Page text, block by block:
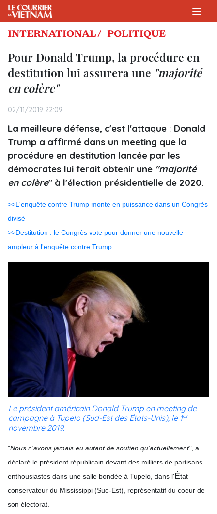
INTERNATIONAL / POLITIQUE
Pour Donald Trump, la procédure en
destitution lui assurera une "majorité
en colère"
02/11/2019 22:09
La meilleure défense, c'est l'attaque : Donald
Trump a affirmé dans un meeting que la
procédure en destitution lancée par les
démocrates lui ferait obtenir une "majorité
en colère" à l'élection présidentielle de 2020.
>>L'enquête contre Trump monte en puissance dans un Congrès
divisé
>>Destitution : le Congrès vote pour donner une nouvelle
ampleur à l'enquête contre Trump
Le président américain Donald Trump en meeting de
campagne à Tupelo (Sud-Est des États-Unis), le 1er
novembre 2019.
"Nous n'avons jamais eu autant de soutien qu'actuellement", a
déclaré le président républicain devant des milliers de partisans
enthousiastes dans une salle bondée à Tupelo, dans l'État
conservateur du Mississippi (Sud-Est), représentatif du coeur de
son électorat.